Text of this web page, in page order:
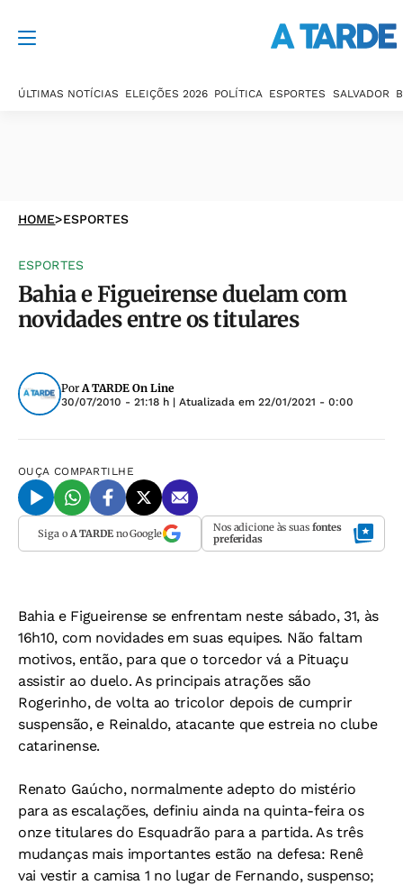
ÚLTIMAS NOTÍCIAS ELEIÇÕES 2026 POLÍTICA ESPORTES SALVADOR
HOME>ESPORTES
ESPORTES
Bahia e Figueirense duelam com
novidades entre os titulares
PorA TARDE On Line
30/07/2010 - 21:18 h | Atualizada em 22/01/2021 - 0:00
OUÇA COMPARTILHE
Siga o A TARDEno Google Nos adicione às suas fontes
preferidas
Bahia e Figueirense se enfrentam neste sábado, 31, às
16h10, com novidades em suas equipes. Não faltam
motivos, então, para que o torcedor vá a Pituaçu
assistir ao duelo. As principais atrações são
Rogerinho, de volta ao tricolor depois de cumprir
suspensão, e Reinaldo, atacante que estreia no clube
catarinense.
Renato Gaúcho, normalmente adepto do mistério
para as escalações, definiu ainda na quinta-feira os
onze titulares do Esquadrão para a partida. As três
mudanças mais importantes estão na defesa: Renê
vai vestir a camisa 1 no lugar de Fernando, suspenso;